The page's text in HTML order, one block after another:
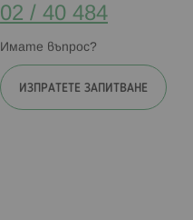
02 / 40 484
Имате въпрос?
ИЗПРАТЕТЕ ЗАПИТВАНЕ